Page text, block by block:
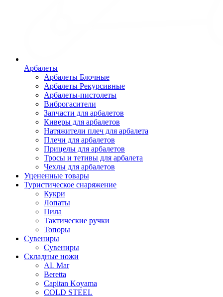
Арбалеты
Арбалеты Блочные
Арбалеты Рекурсивные
Арбалеты-пистолеты
Виброгасители
Запчасти для арбалетов
Киверы для арбалетов
Натяжители плеч для арбалета
Плечи для арбалетов
Прицелы для арбалетов
Тросы и тетивы для арбалета
Чехлы для арбалетов
Уцененные товары
Туристическое снаряжение
Кукри
Лопаты
Пила
Тактические ручки
Топоры
Сувениры
Сувениры
Складные ножи
AL Mar
Beretta
Capitan Koyama
COLD STEEL